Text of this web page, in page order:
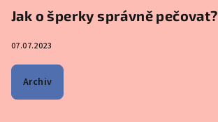
Jak o šperky správně pečovat?
07.07.2023
Archiv